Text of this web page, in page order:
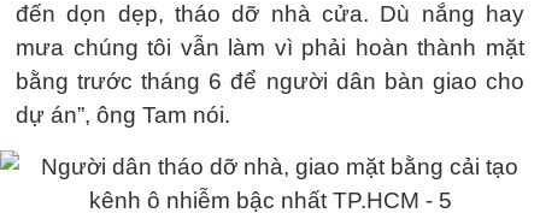
đến dọn dẹp, tháo dỡ nhà cửa. Dù nắng hay
mưa chúng tôi vẫn làm vì phải hoàn thành mặt
bằng trước tháng 6 để người dân bàn giao cho
dự án”, ông Tam nói.